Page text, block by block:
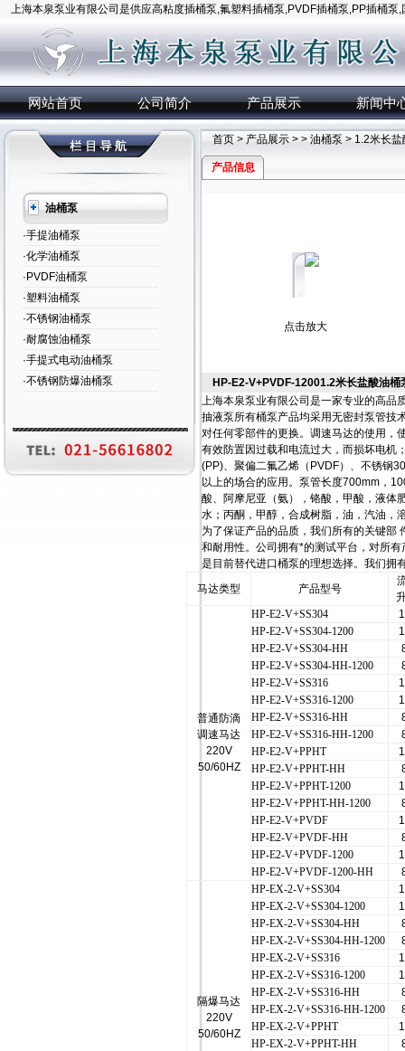
上海本泉泵业有限公司是供应高粘度插桶泵,氟塑料插桶泵,PVDF插桶泵,PP插桶泵
网站首页 公司简介 产品展示 新闻中
油桶泵
·手提油桶泵
·化学油桶泵
·PVDF油桶泵
·塑料油桶泵
·不锈钢油桶泵
·耐腐蚀油桶泵
·手提式电动油桶泵
·不锈钢防爆油桶泵
首页 > 产品展示 > > 油桶泵 > 1.2米长
产品信息
点击放大
HP-E2-V+PVDF-12001.2米长盐酸油桶
上海本泉泵业有限公司是一家专业的高品
抽液泵所有桶泵产品均采用无密封泵管技
对任何零部件的更换。调速马达的使用，
有效防置因过载和电流过大，而损坏电机
(PP)、聚偏二氟乙烯（PVDF）、不锈钢
以上的场合的应用。泵管长度700mm，
酸、阿摩尼亚（氨），铬酸，甲酸，液体
水；丙酮，甲醇，合成树脂，油，汽油，
为了保证产品的品质，我们所有的关键部
和耐用性。公司拥有*的测试平台，对所
是目前替代进口桶泵的理想选择。我们拥
马达类型
产品型号
普通防滴
调速马达
220V
50/60HZ
HP-E2-V+SS304
HP-E2-V+SS304-1200
HP-E2-V+SS304-HH
HP-E2-V+SS304-HH-1200
HP-E2-V+SS316
HP-E2-V+SS316-1200
HP-E2-V+SS316-HH
HP-E2-V+SS316-HH-1200
HP-E2-V+PPHT
HP-E2-V+PPHT-HH
HP-E2-V+PPHT-1200
HP-E2-V+PPHT-HH-1200
HP-E2-V+PVDF
HP-E2-V+PVDF-HH
HP-E2-V+PVDF-1200
HP-E2-V+PVDF-1200-HH
隔爆马达
220V
50/60HZ
HP-EX-2-V+SS304
HP-EX-2-V+SS304-1200
HP-EX-2-V+SS304-HH
HP-EX-2-V+SS304-HH-1200
HP-EX-2-V+SS316
HP-EX-2-V+SS316-1200
HP-EX-2-V+SS316-HH
HP-EX-2-V+SS316-HH-1200
HP-EX-2-V+PPHT
HP-EX-2-V+PPHT-HH